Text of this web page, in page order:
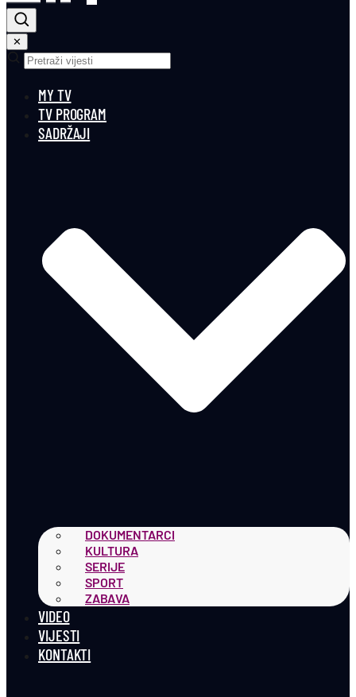
✕
MY TV
TV PROGRAM
SADRŽAJI
DOKUMENTARCI
KULTURA
SERIJE
SPORT
ZABAVA
VIDEO
VIJESTI
KONTAKTI